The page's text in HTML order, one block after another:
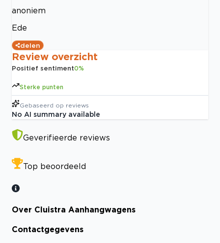
anoniem
Ede
delen
Review overzicht
Positief sentiment0%
Sterke punten
Gebaseerd op reviews
No AI summary available
Geverifieerde reviews
Top beoordeeld
Over Cluistra Aanhangwagens
Contactgegevens